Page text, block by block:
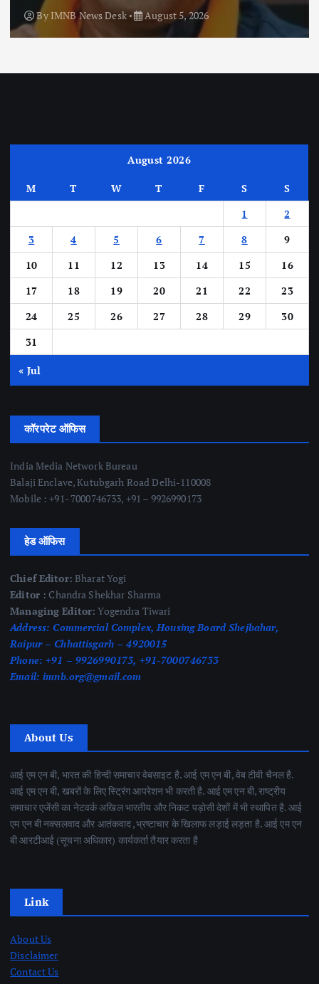
By IMNB News Desk August 5, 2026
August 2026
M T W T F S
S
1
2
3
4 5 6 7 8
9
10
11 12 13 14 15
16
17
18 19 20 21 22
23
24
25 26 27 28 29
30
31
« Jul
कॉरपरेट ऑफिस
India Media Network Bureau
Balaji Enclave, Kutubgarh Road Delhi-110008
Mobile : +91- 7000746733, +91 – 9926990173
हेड ऑफिस
Chief Editor: Bharat Yogi
Editor : Chandra Shekhar Sharma
Managing Editor: Yogendra Tiwari
Address: Commercial Complex, Housing Board Shejbahar,
Raipur – Chhattisgarh – 4920015
Phone: +91 – 9926990173, +91-7000746733
Email: imnb.org@gmail.com
About Us
आई एम एन बी, भारत की हिन्दी समाचार वेबसाइट है. आई एम एन बी, वेब टीवी चैनल है.
आई एम एन बी, खबरों के लिए स्ट्रिंग आपरेशन भी करती है. आई एम एन बी, राष्ट्रीय
समाचार एजेंसी का नेटवर्क अखिल भारतीय और निकट पड़ोसी देशों में भी स्थापित है. आई
एम एन बी नक्सलवाद और आतंकवाद ,भ्रष्टाचार के खिलाफ लड़ाई लड़ता है. आई एम एन
बी आरटीआई (सूचना अधिकार) कार्यकर्ता तैयार करता है
Link
About Us
Disclaimer
Contact Us